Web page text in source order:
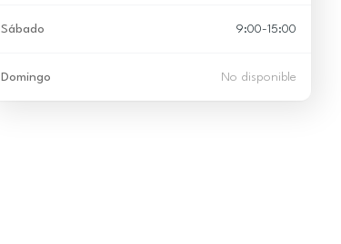
Sábado 9:00-15:00
Domingo No disponible